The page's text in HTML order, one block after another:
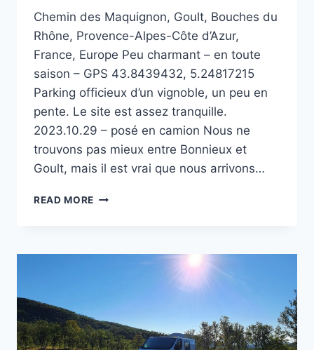
Chemin des Maquignon, Goult, Bouches du
Rhône, Provence-Alpes-Côte d’Azur,
France, Europe Peu charmant – en toute
saison – GPS 43.8439432, 5.24817215
Parking officieux d’un vignoble, un peu en
pente. Le site est assez tranquille.
2023.10.29 – posé en camion Nous ne
trouvons pas mieux entre Bonnieux et
Goult, mais il est vrai que nous arrivons…
READ MORE SOUS
VÉRAN